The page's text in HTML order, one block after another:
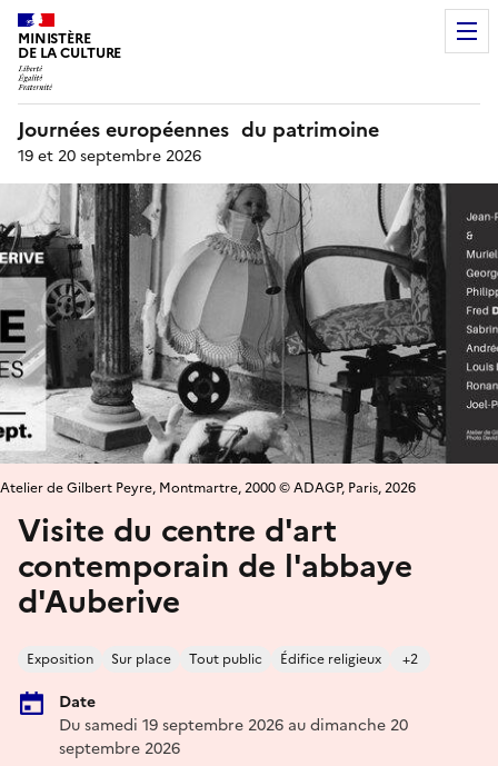
MINISTÈRE
DE LA CULTURE
Journées européennes du patrimoine
19 et 20 septembre 2026
Visite du centre d'art
contemporain de l'abbaye
d'Auberive
Exposition Sur place Tout public Édifice religieux +2
Date
Du samedi 19 septembre 2026 au dimanche 20
septembre 2026
Atelier de Gilbert Peyre, Montmartre, 2000 © ADAGP, Paris, 2026